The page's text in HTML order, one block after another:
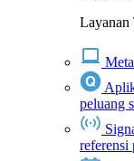
Layanan
peluang
referensi